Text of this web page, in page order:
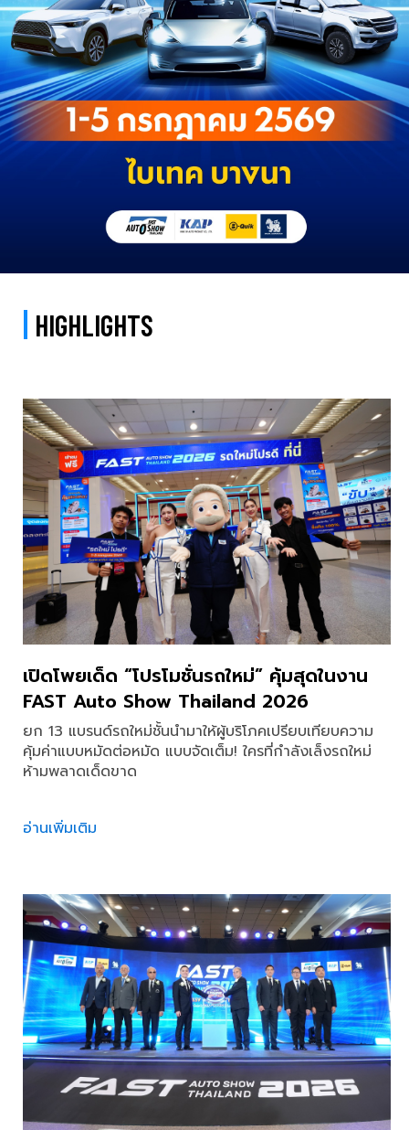
HIGHLIGHTS
เปิดโพยเด็ด “โปรโมชั่นรถใหม่” คุ้มสุดในงาน
FAST Auto Show Thailand 2026
ยก 13 แบรนด์รถใหม่ชั้นนำมาให้ผู้บริโภคเปรียบเทียบความ
คุ้มค่าแบบหมัดต่อหมัด แบบจัดเต็ม! ใครที่กำลังเล็งรถใหม่
ห้ามพลาดเด็ดขาด
อ่านเพิ่มเติม